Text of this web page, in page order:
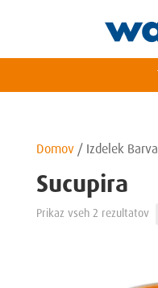
Domov/ Izdelek Barva
Sucupira
Prikaz vseh 2 rezultatov